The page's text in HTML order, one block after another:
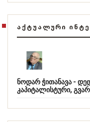
ᲐᲥᲢᲣᲐᲚᲣᲠᲘ
ნოდარ ჭითანავა -
კაპიტალისტური,